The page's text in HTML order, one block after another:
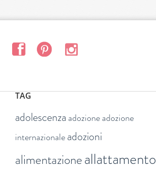
TAG
adolescenza adozioneadozione
internazionaleadozioni
alimentazioneallattamento